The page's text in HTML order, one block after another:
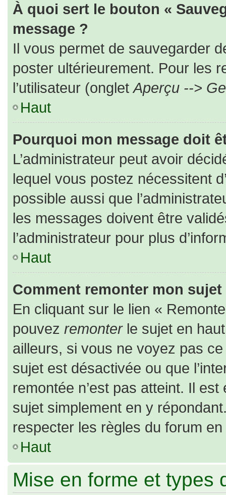
À quoi sert le bouton «
message ?
Il vous permet de sauvegarder
poster ultérieurement. Pour les
l’utilisateur (ongletAperçu -->
Haut
Pourquoi mon message doit
L’administrateur peut avoir
lequel vous postez nécessitent
possible aussi que
les messages doivent être
l’administrateur pour plus
Haut
Comment remonter mon sujet
En cliquant sur le lien «
pouvez remonterle sujet en
ailleurs, si vous ne voyez pas
sujet est désactivée ou que
remontée n’est pas atteint. Il
sujet simplement en y
respecter les règles du forum
Haut
Mise en forme et types